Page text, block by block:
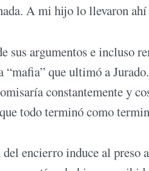
A mi hijo lo llevaron
sus argumentos e incluso
que ultimó a
constantemente y
todo terminó como
encierro induce al preso